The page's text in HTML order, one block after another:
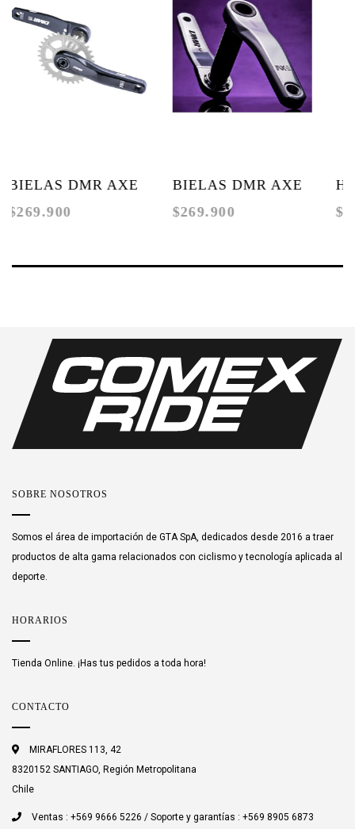
BIELAS DMR AXE
LASER ENGRAVED
$269.900
BIELAS DMR AXE
POLISHED
$269.900
SOBRE NOSOTROS
Somos el área de importación de GTA SpA, dedicados desde 2016 a traer
productos de alta gama relacionados con ciclismo y tecnología aplicada al
deporte.
HORARIOS
Tienda Online. ¡Has tus pedidos a toda hora!
CONTACTO
MIRAFLORES 113, 42
8320152 SANTIAGO, Región Metropolitana
Chile
Ventas : +569 9666 5226 / Soporte y garantías : +569 8905 6873